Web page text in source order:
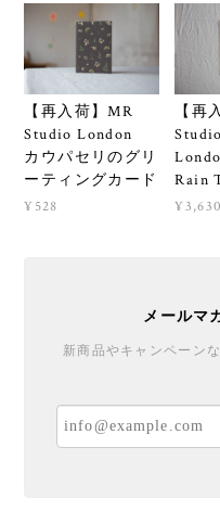
【再入荷】MR
Studio London
カウパセリのグリ
ーティングカード
¥528
【再
Studio
Rain
¥3,630
メールマ
新商品やキャンペーン